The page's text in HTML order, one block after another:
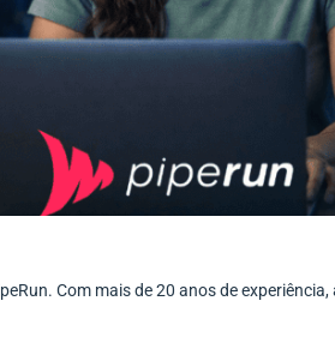
Com mais de 20 anos de